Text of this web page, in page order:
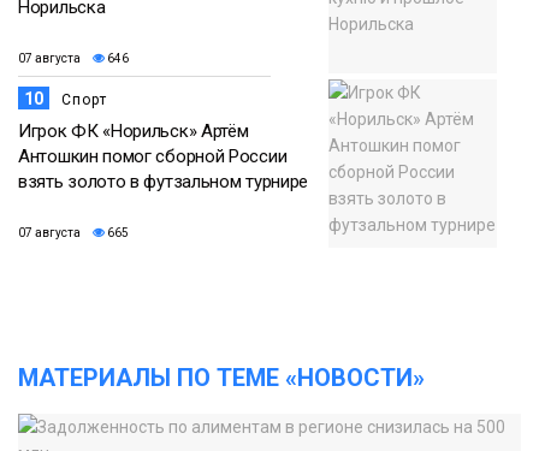
Норильска
07 августа 646
10 Спорт
Игрок ФК «Норильск» Артём
Антошкин помог сборной России
взять золото в футзальном турнире
07 августа 665
МАТЕРИАЛЫ ПО ТЕМЕ «НОВОСТИ»